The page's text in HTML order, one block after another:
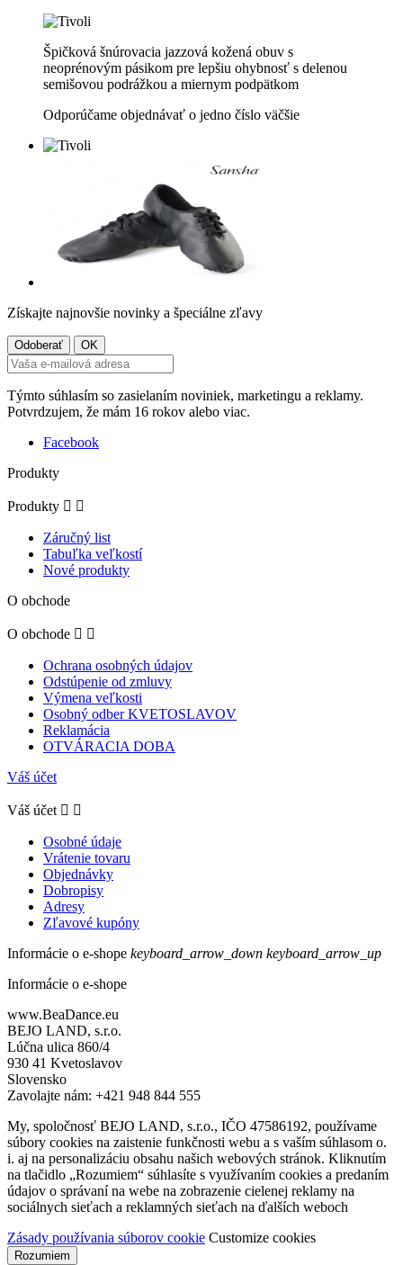
Špičková šnúrovacia jazzová kožená obuv s
neoprénovým pásikom pre lepšiu ohybnosť s delenou
semišovou podrážkou a miernym podpätkom
Odporúčame objednávať o jedno číslo väčšie
Získajte najnovšie novinky a špeciálne zľavy
Týmto súhlasím so zasielaním noviniek, marketingu a reklamy.
Potvrdzujem, že mám 16 rokov alebo viac.
Facebook
Produkty
Produkty  
Záručný list
Tabuľka veľkostí
Nové produkty
O obchode
O obchode  
Ochrana osobných údajov
Odstúpenie od zmluvy
Výmena veľkosti
Osobný odber KVETOSLAVOV
Reklamácia
OTVÁRACIA DOBA
Váš účet
Váš účet  
Osobné údaje
Vrátenie tovaru
Objednávky
Dobropisy
Adresy
Zľavové kupóny
Informácie o e-shope keyboard_arrow_down keyboard_arrow_up
Informácie o e-shope
www.BeaDance.eu
BEJO LAND, s.r.o.
Lúčna ulica 860/4
930 41 Kvetoslavov
Slovensko
Zavolajte nám: +421 948 844 555
My, spoločnosť BEJO LAND, s.r.o., IČO 47586192, používame
súbory cookies na zaistenie funkčnosti webu a s vaším súhlasom o.
i. aj na personalizáciu obsahu našich webových stránok. Kliknutím
na tlačidlo „Rozumiem“ súhlasíte s využívaním cookies a predaním
údajov o správaní na webe na zobrazenie cielenej reklamy na
sociálnych sieťach a reklamných sieťach na ďalších weboch
Zásady používania súborov cookie Customize cookies
Rozumiem